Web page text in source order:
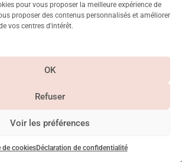
pour vous proposer la meilleure expérience de
proposer des contenus personnalisés et améliorer
vos centres d'intérêt.
OK
Refuser
Voir les préférences
de cookiesDéclaration de confidentialité
Vanneau, Saint Placide
Suivez-nous sur
Instagram
parLa Crème Communication